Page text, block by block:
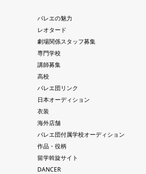
バレエの魅力
レオタード
劇場関係スタッフ募集
専門学校
講師募集
高校
バレエ団リンク
日本オーディション
衣装
海外店舗
バレエ団付属学校オーディション
作品・役柄
留学斡旋サイト
DANCER